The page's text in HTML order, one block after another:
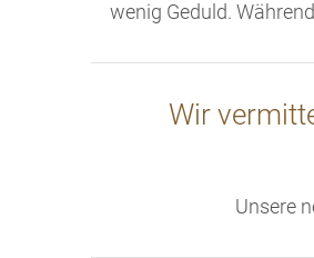
wenig Geduld.
Wir
Unsere